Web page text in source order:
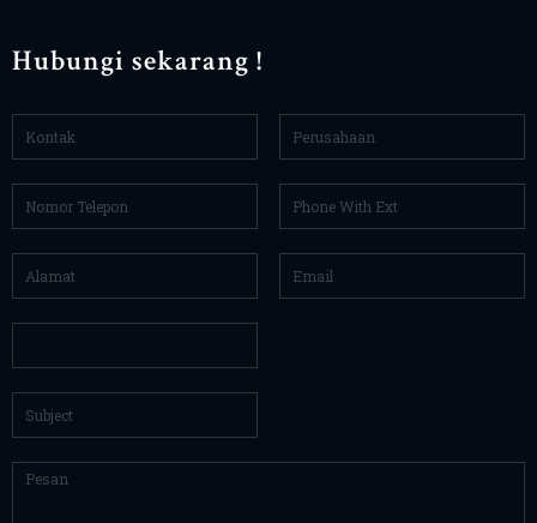
Hubungi sekarang !